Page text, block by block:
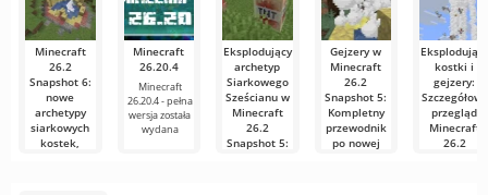
Minecraft
26.2
Snapshot 6:
nowe
archetypy
siarkowych
kostek,
Minecraft
26.20.4
Minecraft
26.20.4 - pełna
wersja została
wydana
Eksplodujący
archetyp
Siarkowego
Sześcianu w
Minecraft
26.2
Snapshot 5:
Gejzery w
Minecraft
26.2
Snapshot 5:
Kompletny
przewodnik
po nowej
kostki i
gejzery:
Szczegółowy
przegląd
Minecraft
26.2